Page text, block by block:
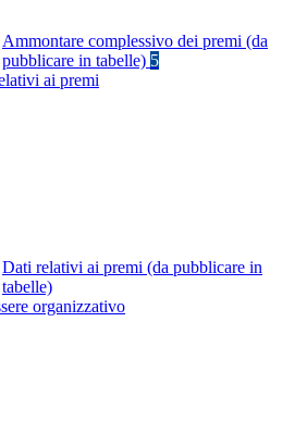
Ammontare complessivo dei premi (da
pubblicare in tabelle) 5
ai premi
Dati relativi ai premi (da pubblicare in
tabelle)
organizzativo